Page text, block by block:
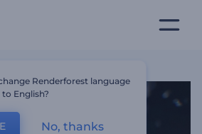
Renderforest language
to English?
No, thanks